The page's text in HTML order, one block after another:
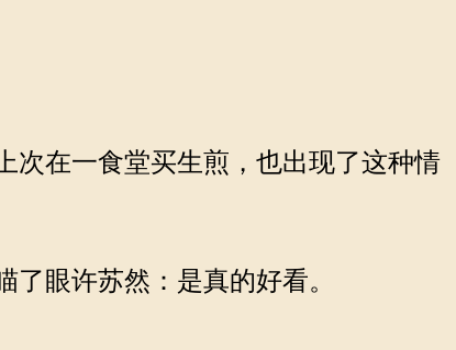
在一食堂买生煎，也出现了这种情
眼许苏然：是真的好看。